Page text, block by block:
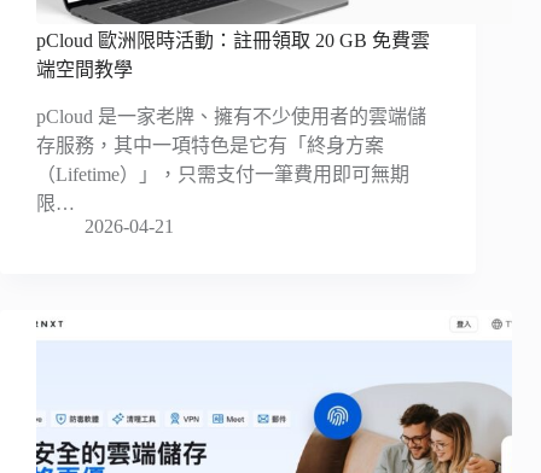
pCloud 歐洲限時活動：註冊領取 20 GB 免費雲
端空間教學
pCloud 是一家老牌、擁有不少使用者的雲端儲
存服務，其中一項特色是它有「終身方案
（Lifetime）」，只需支付一筆費用即可無期
限…
2026-04-21